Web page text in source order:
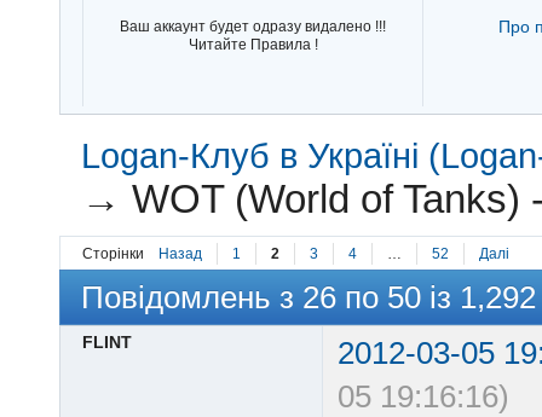
Ваш аккаунт будет одразу видалено !!!
Читайте Правила !
Про
Logan-Клуб в Україні
→WOT (World of Tanks)
Сторінки Назад 1 2 3 4 52 Далі
Повідомлень з 26 по 50 із 1,292
FLINT
2012-03-05
05 19:16:16)